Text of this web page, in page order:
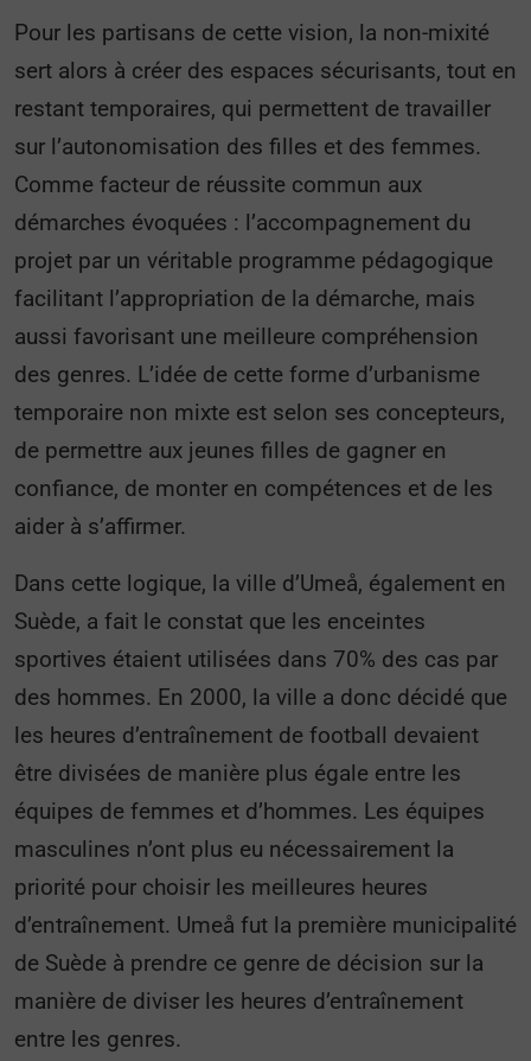
Pour les partisans de cette vision, la non-mixité
sert alors à créer des espaces sécurisants, tout en
restant temporaires, qui permettent de travailler
sur l’autonomisation des filles et des femmes.
Comme facteur de réussite commun aux
démarches évoquées : l’accompagnement du
projet par un véritable programme pédagogique
facilitant l’appropriation de la démarche, mais
aussi favorisant une meilleure compréhension
des genres. L’idée de cette forme d’urbanisme
temporaire non mixte est selon ses concepteurs,
de permettre aux jeunes filles de gagner en
confiance, de monter en compétences et de les
aider à s’affirmer.
Dans cette logique, la ville d’Umeå, également en
Suède, a fait le constat que les enceintes
sportives étaient utilisées dans 70% des cas par
des hommes. En 2000, la ville a donc décidé que
les heures d’entraînement de football devaient
être divisées de manière plus égale entre les
équipes de femmes et d’hommes. Les équipes
masculines n’ont plus eu nécessairement la
priorité pour choisir les meilleures heures
d’entraînement. Umeå fut la première municipalité
de Suède à prendre ce genre de décision sur la
manière de diviser les heures d’entraînement
entre les genres.